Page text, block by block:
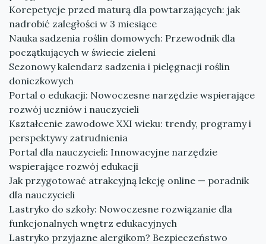
Korepetycje przed maturą dla powtarzających: jak
nadrobić zaległości w 3 miesiące
Nauka sadzenia roślin domowych: Przewodnik dla
początkujących w świecie zieleni
Sezonowy kalendarz sadzenia i pielęgnacji roślin
doniczkowych
Portal o edukacji: Nowoczesne narzędzie wspierające
rozwój uczniów i nauczycieli
Kształcenie zawodowe XXI wieku: trendy, programy i
perspektywy zatrudnienia
Portal dla nauczycieli: Innowacyjne narzędzie
wspierające rozwój edukacji
Jak przygotować atrakcyjną lekcję online — poradnik
dla nauczycieli
Lastryko do szkoły: Nowoczesne rozwiązanie dla
funkcjonalnych wnętrz edukacyjnych
Lastryko przyjazne alergikom? Bezpieczeństwo